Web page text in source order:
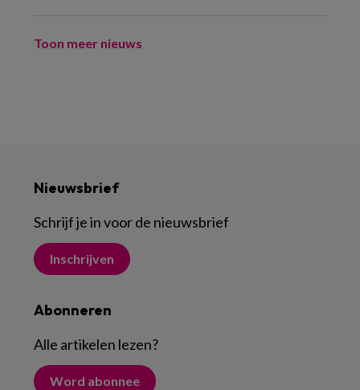
Toon meer nieuws
Nieuwsbrief
Schrijf je in voor de nieuwsbrief
Inschrijven
Abonneren
Alle artikelen lezen?
Word abonnee